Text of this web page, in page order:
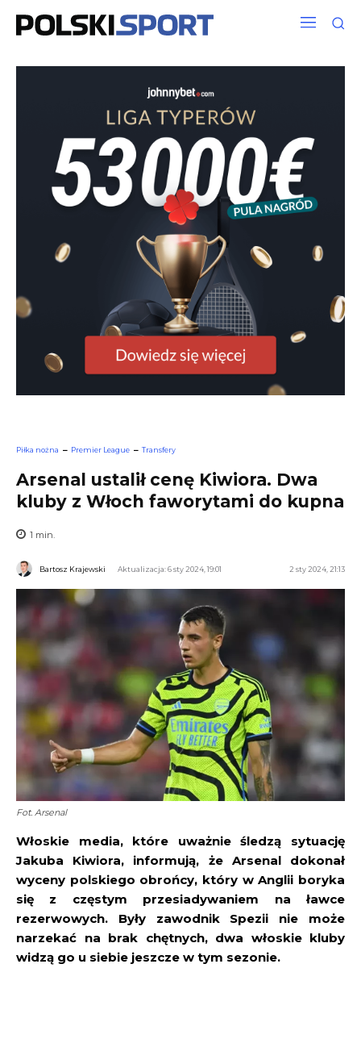
Piłka nożna Premier League Transfery
Arsenal ustalił cenę Kiwiora. Dwa
kluby z Włoch faworytami do kupna
1 min.
Bartosz Krajewski Aktualizacja: 6 sty 2024, 19:01 2 sty 2024, 21:13
Fot. Arsenal
Włoskie media, które uważnie śledzą sytuację
Jakuba Kiwiora, informują, że Arsenal dokonał
wyceny polskiego obrońcy, który w Anglii boryka
się z częstym przesiadywaniem na ławce
rezerwowych. Były zawodnik Spezii nie może
narzekać na brak chętnych, dwa włoskie kluby
widzą go u siebie jeszcze w tym sezonie.